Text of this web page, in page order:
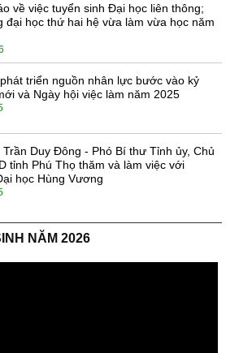
về việc tuyển sinh Đại học liên thông;
đại học thứ hai hệ vừa làm vừa học năm
triển nguồn nhân lực bước vào kỷ
và Ngày hội việc làm năm 2025
Duy Đông - Phó Bí thư Tỉnh ủy, Chủ
tỉnh Phú Thọ thăm và làm việc với
học Hùng Vương
NĂM 2026